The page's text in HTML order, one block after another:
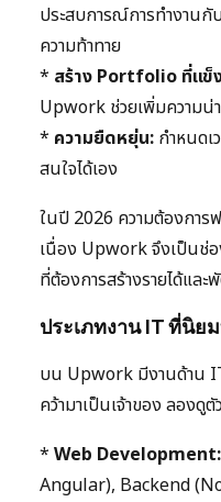
ประสบการณ์การทำงานกั
ความท้าทาย
* สร้าง Portfolio ที่แข็
Upwork ช่วยเพิ่มความน่
* ความยืดหยุ่น: กำหนดเ
สนใจได้เอง
ในปี 2026 ความต้องกา
เนื่อง Upwork จึงเป็นช่
ที่ต้องการสร้างรายได้แล
ประเภทงาน IT ที่นิย
บน Upwork มีงานด้าน
คว้ามาเป็นเจ้าของ ลองดูตั
* Web Development:
Angular), Backend